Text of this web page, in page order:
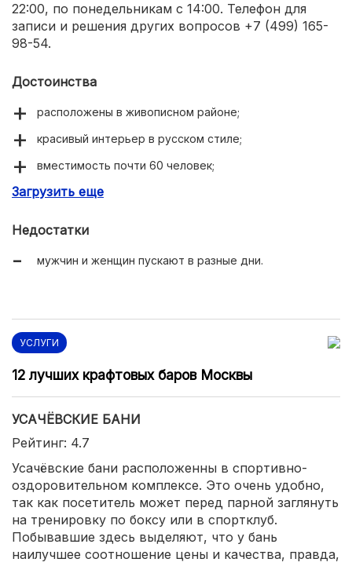
22:00, по понедельникам с 14:00. Телефон для
записи и решения других вопросов +7 (499) 165-
98-54.
Достоинства
расположены в живописном районе;
красивый интерьер в русском стиле;
вместимость почти 60 человек;
есть SPA, солярий, парикмахерская;
Загрузить еще
Недостатки
мужчин и женщин пускают в разные дни.
УСЛУГИ
12 лучших крафтовых баров Москвы
УСАЧЁВСКИЕ БАНИ
Рейтинг: 4.7
Усачёвские бани расположенны в спортивно-
оздоровительном комплексе. Это очень удобно,
так как посетитель может перед парной заглянуть
на тренировку по боксу или в спортклуб.
Побывавшие здесь выделяют, что у бань
наилучшее соотношение цены и качества, правда,